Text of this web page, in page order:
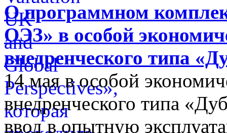
О программном
ОЭЗ» в особой
внедренческого типа
14 мая в особой
внедренческого типа
ввод в опытную